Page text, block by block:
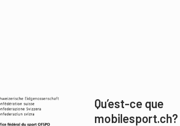
Qu’est-ce que
mobilesport.ch?